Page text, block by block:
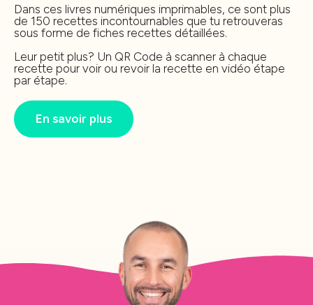
Dans ces livres numériques imprimables, ce sont plus
de 150 recettes incontournables que tu retrouveras
sous forme de fiches recettes détaillées.
Leur petit plus? Un QR Code à scanner à chaque
recette pour voir ou revoir la recette en vidéo étape
par étape.
En savoir plus